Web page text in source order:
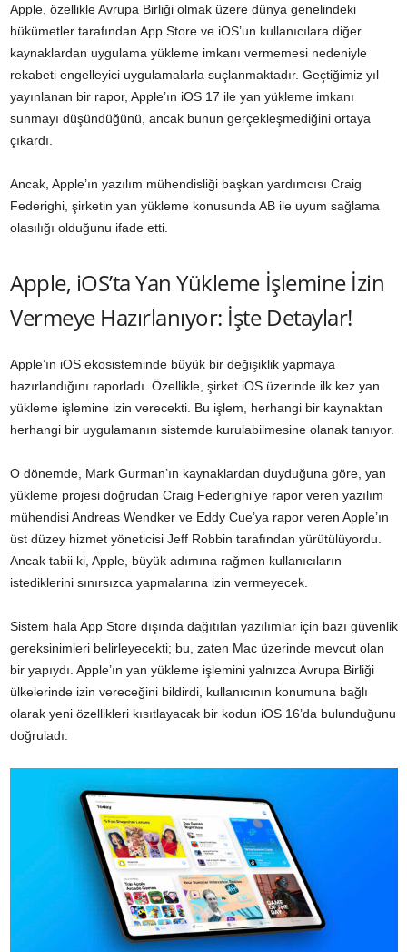
Apple, özellikle Avrupa Birliği olmak üzere dünya genelindeki
hükümetler tarafından App Store ve iOS’un kullanıcılara diğer
kaynaklardan uygulama yükleme imkanı vermemesi nedeniyle
rekabeti engelleyici uygulamalarla suçlanmaktadır. Geçtiğimiz yıl
yayınlanan bir rapor, Apple’ın iOS 17 ile yan yükleme imkanı
sunmayı düşündüğünü, ancak bunun gerçekleşmediğini ortaya
çıkardı.
Ancak, Apple’ın yazılım mühendisliği başkan yardımcısı Craig
Federighi, şirketin yan yükleme konusunda AB ile uyum sağlama
olasılığı olduğunu ifade etti.
Apple, iOS’ta Yan Yükleme İşlemine İzin
Vermeye Hazırlanıyor: İşte Detaylar!
Apple’ın iOS ekosisteminde büyük bir değişiklik yapmaya
hazırlandığını raporladı. Özellikle, şirket iOS üzerinde ilk kez yan
yükleme işlemine izin verecekti. Bu işlem, herhangi bir kaynaktan
herhangi bir uygulamanın sistemde kurulabilmesine olanak tanıyor.
O dönemde, Mark Gurman’ın kaynaklardan duyduğuna göre, yan
yükleme projesi doğrudan Craig Federighi’ye rapor veren yazılım
mühendisi Andreas Wendker ve Eddy Cue’ya rapor veren Apple’ın
üst düzey hizmet yöneticisi Jeff Robbin tarafından yürütülüyordu.
Ancak tabii ki, Apple, büyük adımına rağmen kullanıcıların
istediklerini sınırsızca yapmalarına izin vermeyecek.
Sistem hala App Store dışında dağıtılan yazılımlar için bazı güvenlik
gereksinimleri belirleyecekti; bu, zaten Mac üzerinde mevcut olan
bir yapıydı. Apple’ın yan yükleme işlemini yalnızca Avrupa Birliği
ülkelerinde izin vereceğini bildirdi, kullanıcının konumuna bağlı
olarak yeni özellikleri kısıtlayacak bir kodun iOS 16’da bulunduğunu
doğruladı.